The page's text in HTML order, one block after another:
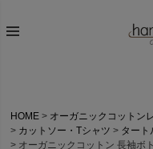
HOME オーガニックコットン
カットソー・Tシャツ
タート
オーガニックコットン 長袖ボ